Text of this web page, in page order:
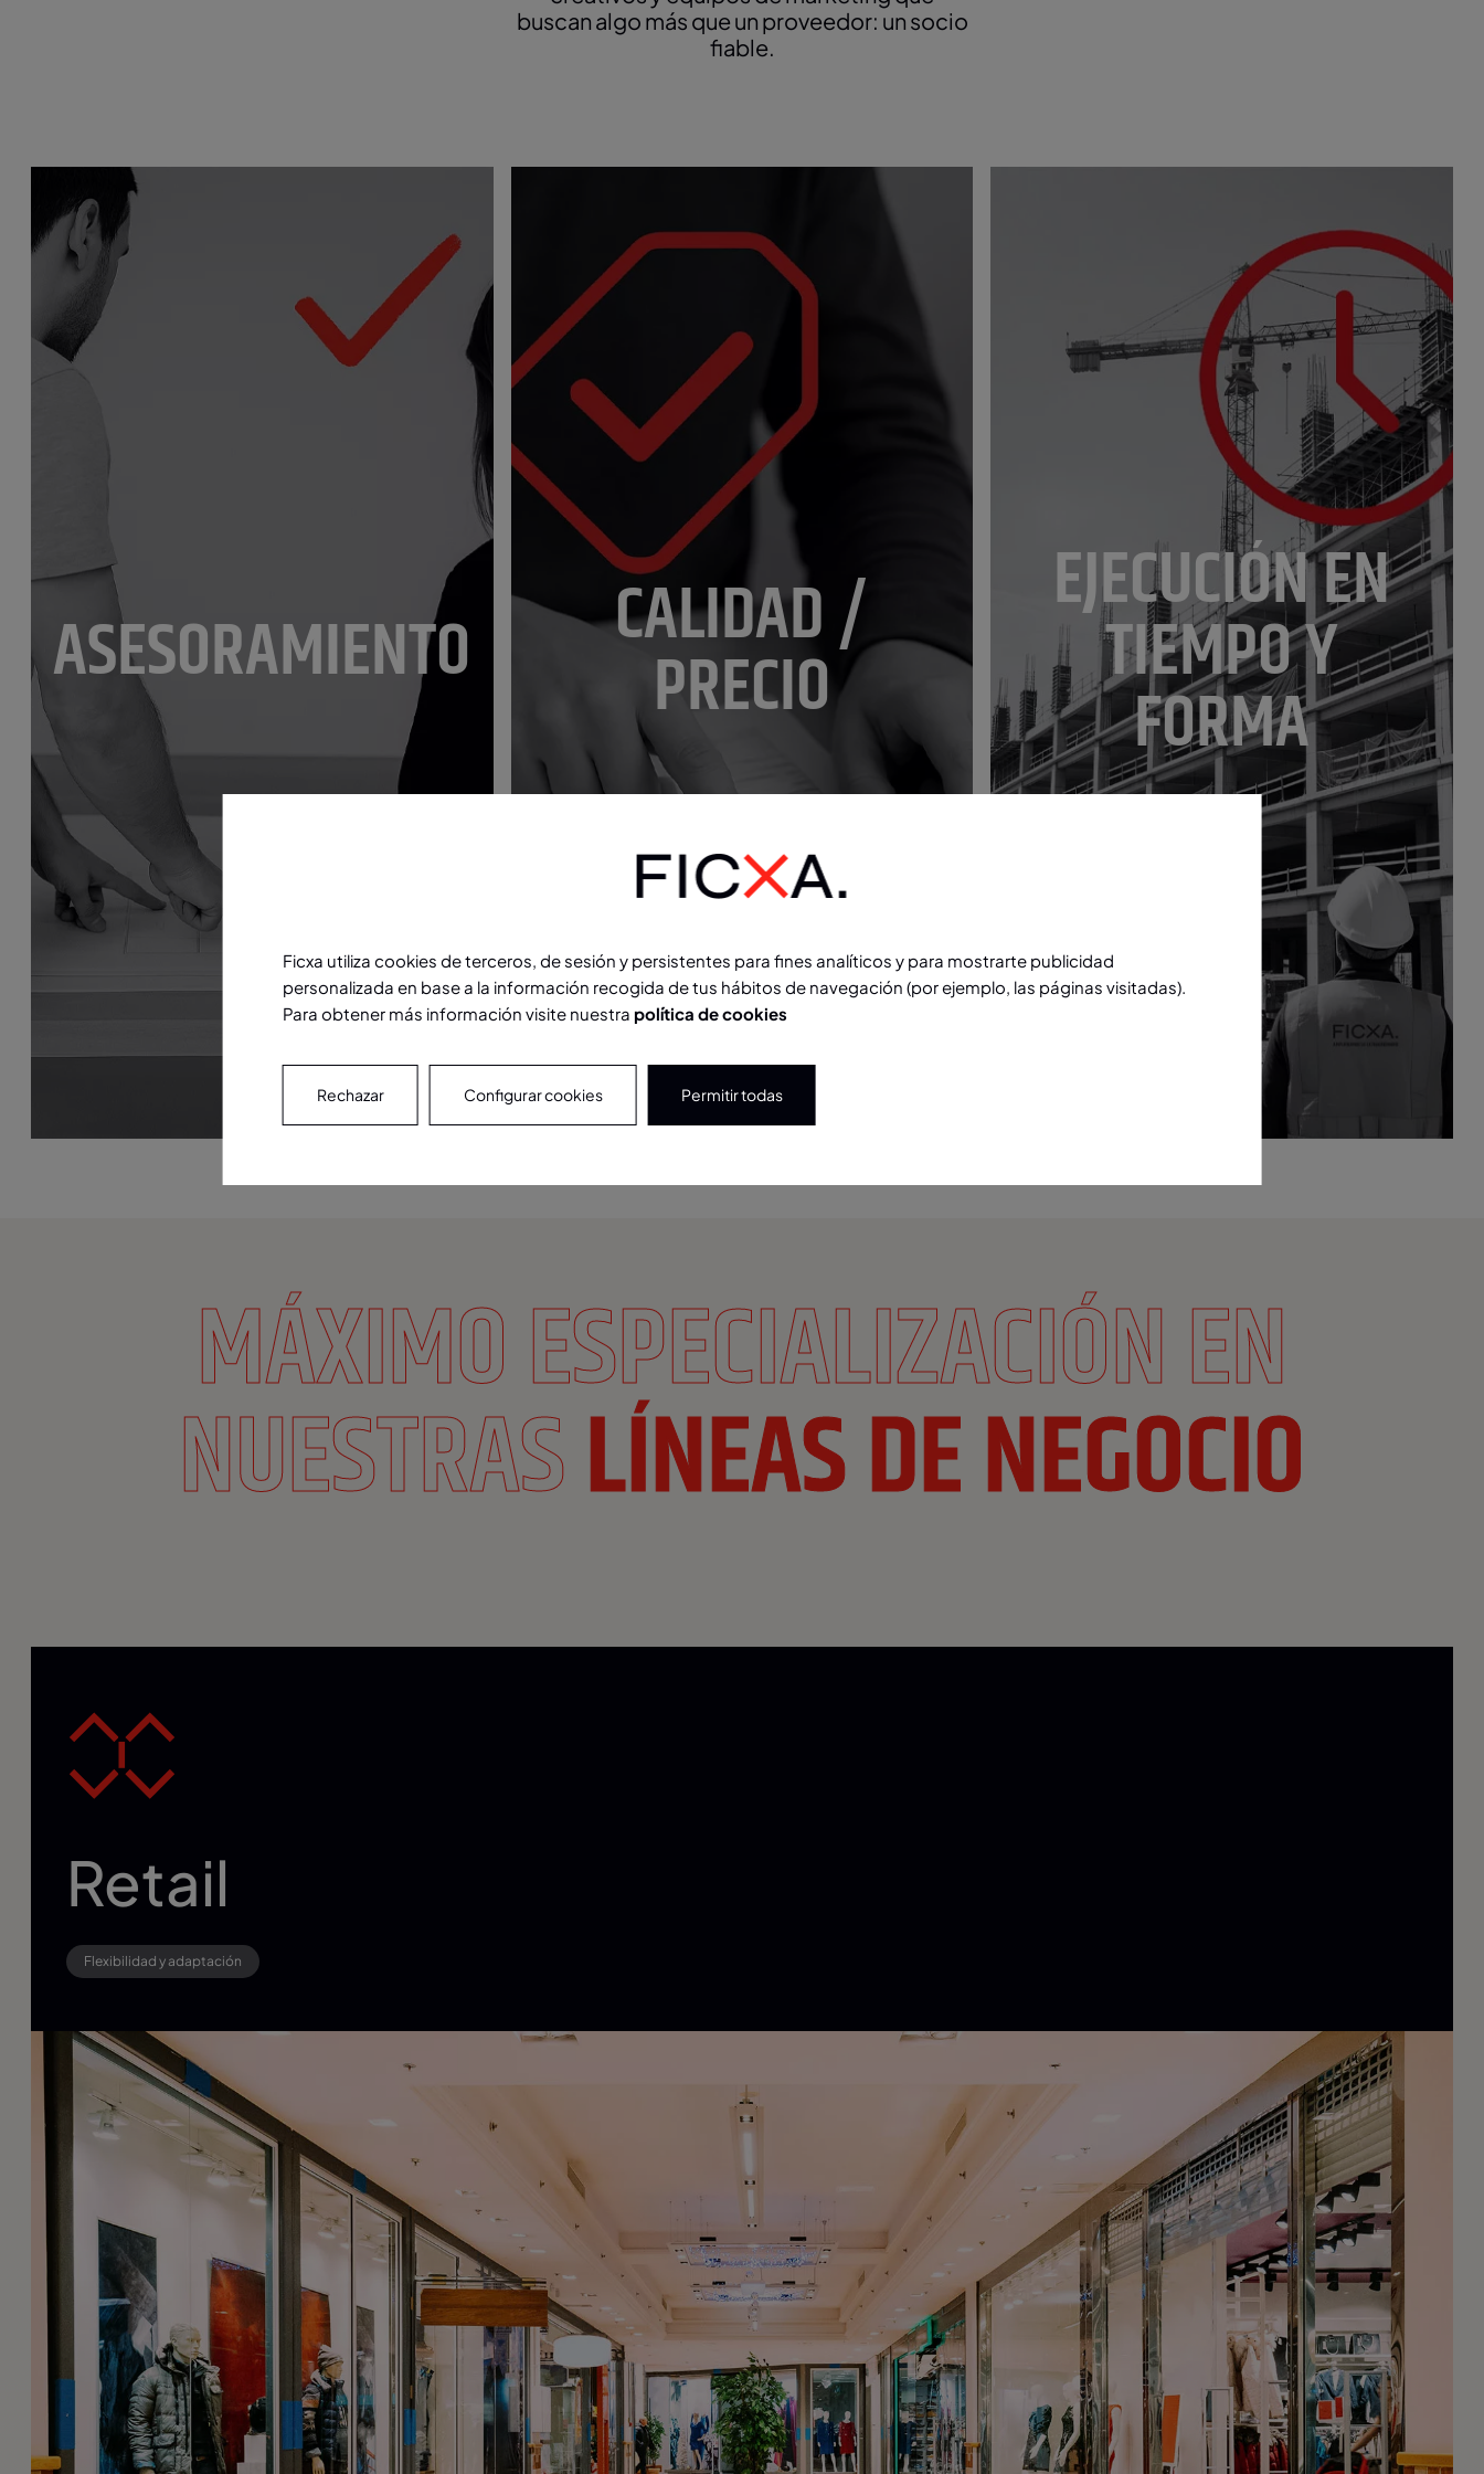
buscan algo más que un proveedor: un socio
fiable.
ASESORAMIENTO CALIDAD /
PRECIO
EJECUCIÓN EN
TIEMPO Y
FORMA
MÁXIMO ESPECIALIZACIÓN EN
NUESTRASLÍNEAS DE NEGOCIO
Retail
Flexibilidad y adaptación
Ficxa utiliza cookies de terceros, de sesión y persistentes para fines analíticos y para mostrarte publicidad
personalizada en base a la información recogida de tus hábitos de navegación (por ejemplo, las páginas visitadas).
Para obtener más información visite nuestra política de cookies
Rechazar Configurar cookies Permitir todas